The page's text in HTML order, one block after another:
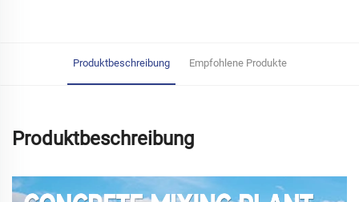
Produktbeschreibung Empfohlene Produkte
Produktbeschreibung